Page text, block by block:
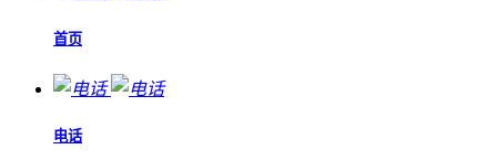
首页
电话